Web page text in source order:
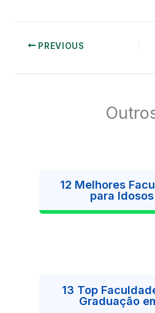
PREVIOUS
12 Melhores
para
13 Top
Graduação